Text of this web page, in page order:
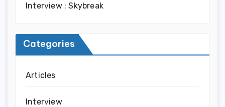
Interview : Skybreak
Categories
Articles
Interview